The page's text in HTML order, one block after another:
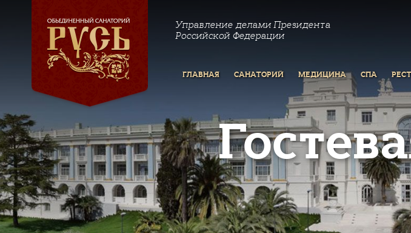
Управление делами Президента
Российской Федерации
ГЛАВНАЯ САНАТОРИЙ МЕДИЦИНА СПА